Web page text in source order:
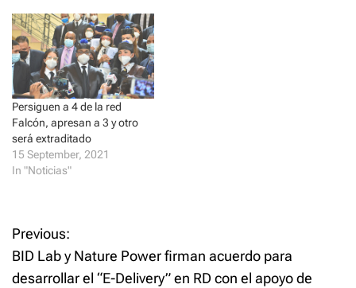
i
n
n
e
w
w
i
n
d
o
w
)
s
i
n
n
e
w
w
i
n
d
o
w
)
Persiguen a 4 de la red
Falcón, apresan a 3 y otro
será extraditado
15 September, 2021
In "Noticias"
P
o
Previous:
BID Lab y Nature Power firman acuerdo para
desarrollar el “E-Delivery” en RD con el apoyo de